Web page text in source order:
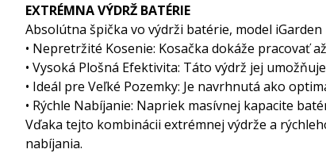
EXTRÉMNA VÝDRŽ BATÉRIE
Absolútna špička vo výdrži batérie, model
• Nepretržité Kosenie: Kosačka dokáže pracovať
• Vysoká Plošná Efektivita: Táto výdrž jej
• Ideál pre Veľké Pozemky: Je navrhnutá ako
• Rýchle Nabíjanie: Napriek masívnej kapacite
Vďaka tejto kombinácii extrémnej výdrže a
nabíjania.